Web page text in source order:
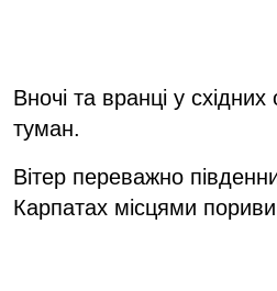
Вночі та вранці у
туман.
Вітер переважно
Карпатах місцями